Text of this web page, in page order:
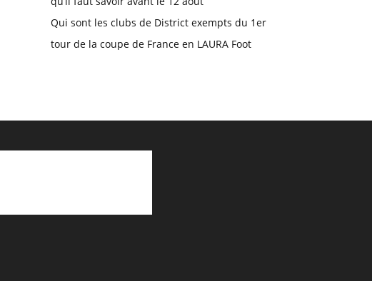
Qui sont les clubs de District exempts du 1er
tour de la coupe de France en LAURA Foot